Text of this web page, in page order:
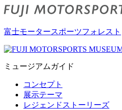
富士モータースポーツフォレスト
ミュージアムガイド
コンセプト
展示テーマ
レジェンドストーリーズ